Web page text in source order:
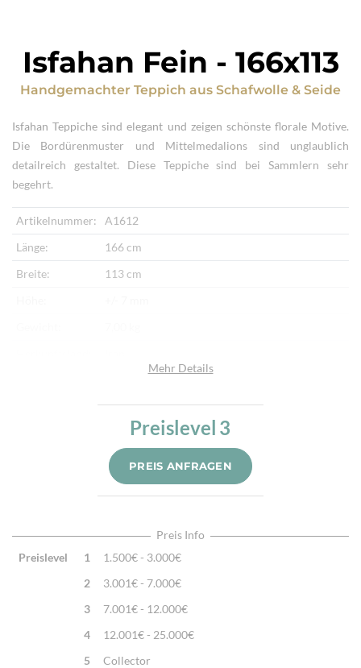
Isfahan Fein - 166x113
Handgemachter Teppich aus Schafwolle & Seide
Isfahan Teppiche sind elegant und zeigen schönste florale Motive.
Die Bordürenmuster und Mittelmedalions sind unglaublich
detailreich gestaltet. Diese Teppiche sind bei Sammlern sehr
begehrt.
Artikelnummer:
A1612
Länge:
166 cm
Breite:
113 cm
Seide
650.000/m²
Sehr fein per Hand geknüpft
Traditionelle Machart
Mehr Details
Preislevel 3
PREIS ANFRAGEN
Preis Info
Preislevel
1
1.500€ - 3.000€
2
3.001€ - 7.000€
3
7.001€ - 12.000€
4
12.001€ - 25.000€
5
Collector